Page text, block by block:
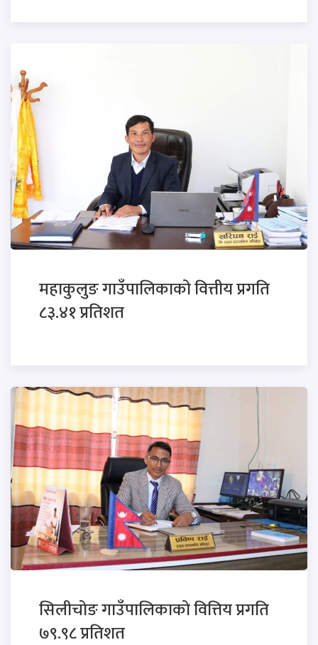
महाकुलुङ गाउँपालिकाको वित्तीय प्रगति
८३.४१ प्रतिशत
सिलीचोङ गाउँपालिकाको वित्तिय प्रगति
७९.९८ प्रतिशत